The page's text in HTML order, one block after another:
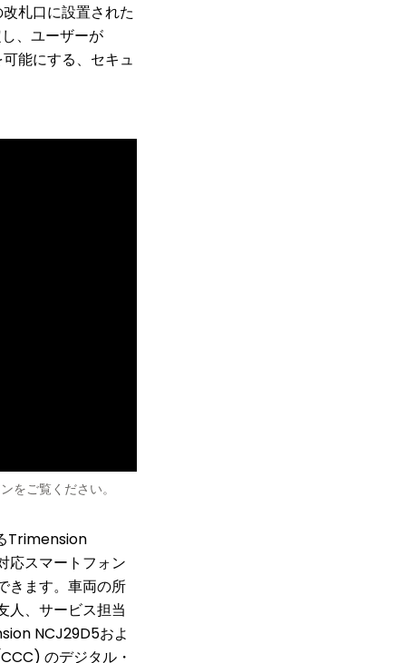
札口に設置された
、ユーザーが
能にする、セキュ
ご覧ください。
Trimension
応スマートフォン
きます。車両の所
人、サービス担当
NCJ29D5およ
のデジタル・